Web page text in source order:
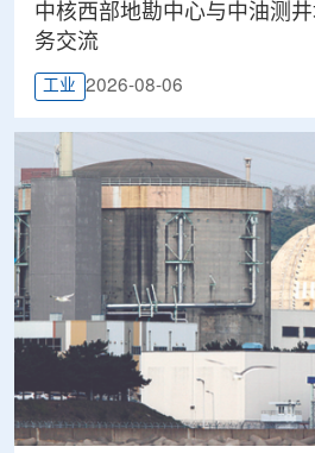
中核西部地勘中心与中油测
务交流
工业 2026-08-06